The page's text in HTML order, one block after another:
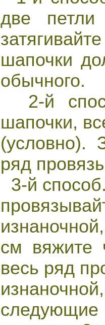
две петли
шапочки
обычного.
2-й
шапочки,
(условно).
ряд
3-й
см вяжите
весь ряд